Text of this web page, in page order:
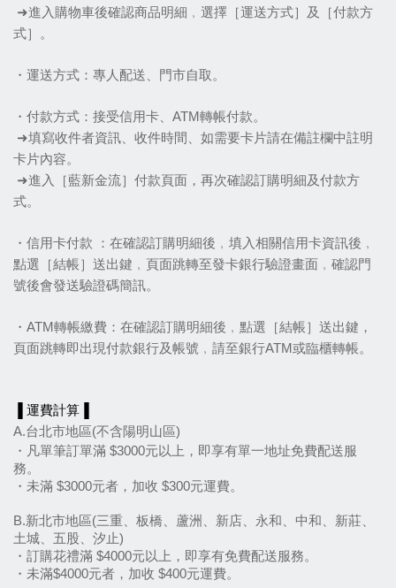
➜進入購物車後確認商品明細﹐選擇［運送方式］及［付款方
式］。
・運送方式：專人配送、門市自取。
・付款方式：接受信用卡、ATM轉帳付款。
➜填寫收件者資訊、收件時間、如需要卡片請在備註欄中註明
卡片內容。
➜進入［藍新金流］付款頁面，再次確認訂購明細及付款方
式。
・信用卡付款 ：在確認訂購明細後﹐填入相關信用卡資訊後﹐
點選［結帳］送出鍵﹐頁面跳轉至發卡銀行驗證畫面﹐確認門
號後會發送驗證碼簡訊。
・ATM轉帳繳費：在確認訂購明細後﹐點選［結帳］送出鍵，
頁面跳轉即出現付款銀行及帳號﹐請至銀行ATM或臨櫃轉帳。
▐ 運費計算▐
A.台北市地區(不含陽明山區)
・凡單筆訂單滿 $3000元以上，即享有單一地址免費配送服
務。
・未滿 $3000元者，加收 $300元運費。
B.新北市地區(三重、板橋、蘆洲、新店、永和、中和、新莊、
土城、五股、汐止)
・訂購花禮滿 $4000元以上，即享有免費配送服務。
・未滿$4000元者，加收 $400元運費。